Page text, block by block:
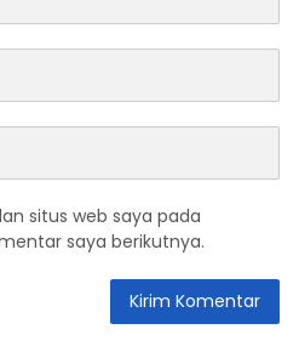
situs web saya pada
saya berikutnya.